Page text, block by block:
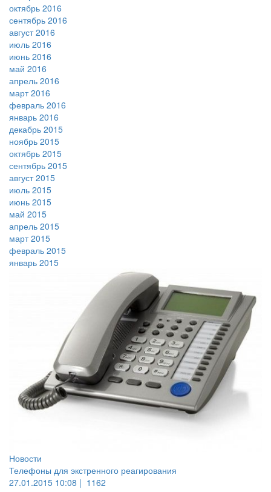
октябрь 2016
сентябрь 2016
август 2016
июль 2016
июнь 2016
май 2016
апрель 2016
март 2016
февраль 2016
январь 2016
декабрь 2015
ноябрь 2015
октябрь 2015
сентябрь 2015
август 2015
июль 2015
июнь 2015
май 2015
апрель 2015
март 2015
февраль 2015
январь 2015
Новости
Телефоны для экстренного реагирования
27.01.2015 10:08 | 1162